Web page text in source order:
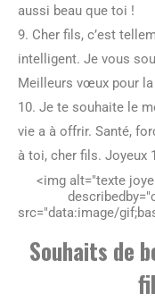
aussi beau que toi !
9. Cher fils, c’est
intelligent. Je vous
Meilleurs vœux pour la
10. Je te souhaite le
vie a à offrir. Santé,
à toi, cher fils. Joyeux
<img alt="texte
src="data:image/
Souhaits de